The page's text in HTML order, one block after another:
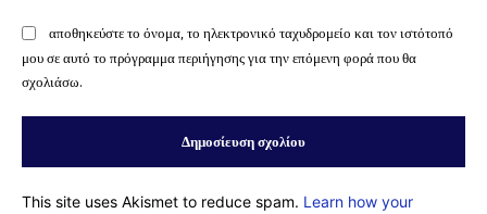
αποθηκεύστε το όνομα, το ηλεκτρονικό ταχυδρομείο και τον ιστότοπό
μου σε αυτό το πρόγραμμα περιήγησης για την επόμενη φορά που θα
σχολιάσω.
This site uses Akismet to reduce spam. Learn how your